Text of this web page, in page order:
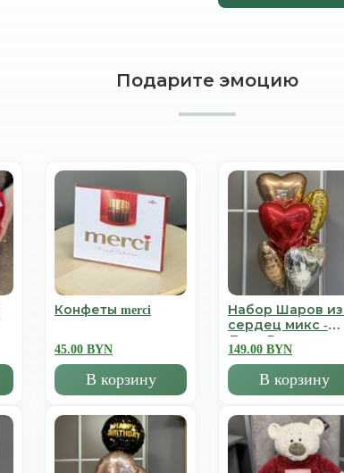
Подарите эмоцию
Конфеты merci
45.00 BYN
В корзину
Набор Шаров из
сердец микс -
День Всех
Влюбленных
149.00 BYN
В корзину